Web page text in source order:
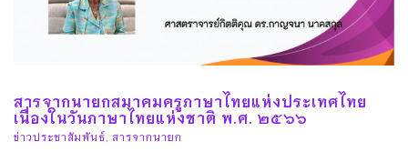
สารจากนายกสมาคมครูภาษาไทยแห่งประเทศไทย
เนื่องในวันภาษาไทยแห่งชาติ พ.ศ. ๒๕๖๖
ข่าวประชาสัมพันธ์ สารจากนายก